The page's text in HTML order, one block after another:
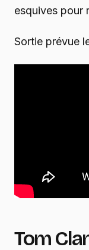
esquives pour
Sortie prévue
Tom